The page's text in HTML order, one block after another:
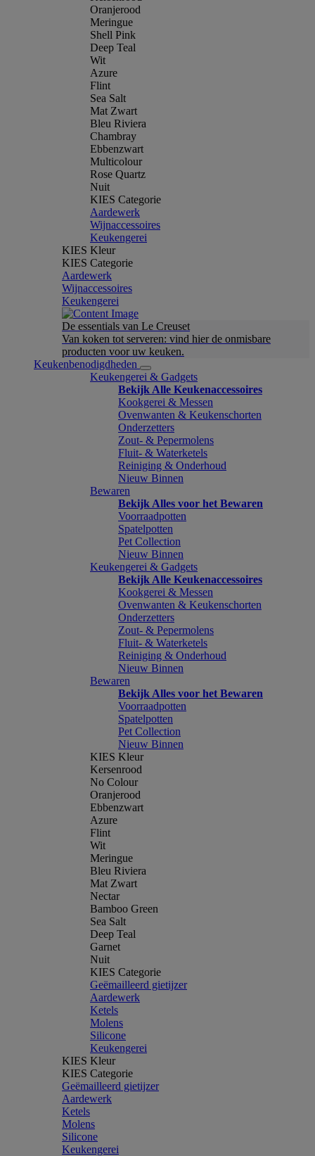
Oranjerood
Meringue
Shell Pink
Deep Teal
Wit
Azure
Flint
Sea Salt
Mat Zwart
Bleu Riviera
Chambray
Ebbenzwart
Multicolour
Rose Quartz
Nuit
KIES Categorie
Aardewerk
Wijnaccessoires
Keukengerei
KIES Kleur
KIES Categorie
Aardewerk
Wijnaccessoires
Keukengerei
De essentials van Le Creuset
Van koken tot serveren: vind hier de onmisbare
producten voor uw keuken.
Keukenbenodigdheden
Keukengerei & Gadgets
Bekijk Alle Keukenaccessoires
Kookgerei & Messen
Ovenwanten & Keukenschorten
Onderzetters
Zout- & Pepermolens
Fluit- & Waterketels
Reiniging & Onderhoud
Nieuw Binnen
Bewaren
Bekijk Alles voor het Bewaren
Voorraadpotten
Spatelpotten
Pet Collection
Nieuw Binnen
Keukengerei & Gadgets
Bekijk Alle Keukenaccessoires
Kookgerei & Messen
Ovenwanten & Keukenschorten
Onderzetters
Zout- & Pepermolens
Fluit- & Waterketels
Reiniging & Onderhoud
Nieuw Binnen
Bewaren
Bekijk Alles voor het Bewaren
Voorraadpotten
Spatelpotten
Pet Collection
Nieuw Binnen
KIES Kleur
Kersenrood
No Colour
Oranjerood
Ebbenzwart
Azure
Flint
Wit
Meringue
Bleu Riviera
Mat Zwart
Nectar
Bamboo Green
Sea Salt
Deep Teal
Garnet
Nuit
KIES Categorie
Geëmailleerd gietijzer
Aardewerk
Ketels
Molens
Silicone
Keukengerei
KIES Kleur
KIES Categorie
Geëmailleerd gietijzer
Aardewerk
Ketels
Molens
Silicone
Keukengerei